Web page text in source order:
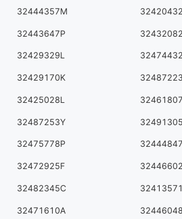
32444357M
32443647P
32429329L
32429170K
32425028L
32487253Y
32475778P
32472925F
32482345C
32471610A